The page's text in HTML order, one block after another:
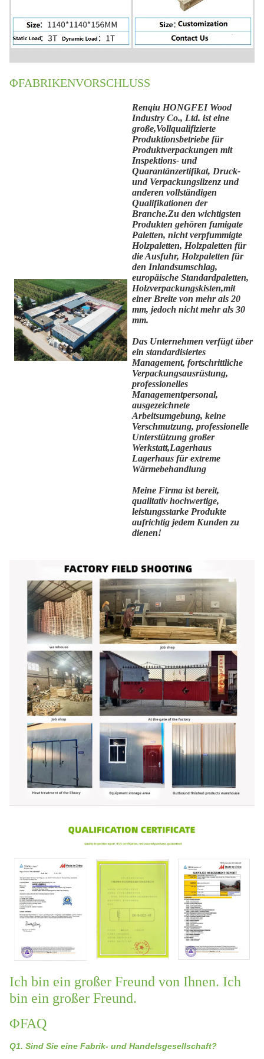
ΦFABRIKENVORSCHLUSS
Renqiu HONGFEI Wood
Industry Co., Ltd. ist eine
große,Vollqualifizierte
Produktionsbetriebe für
Produktverpackungen mit
Inspektions- und
Quarantänzertifikat, Druck-
und Verpackungslizenz und
anderen vollständigen
Qualifikationen der
Branche.Zu den wichtigsten
Produkten gehören fumigate
Paletten, nicht verpfummigte
Holzpaletten, Holzpaletten für
die Ausfuhr, Holzpaletten für
den Inlandsumschlag,
europäische Standardpaletten,
Holzverpackungskisten,mit
einer Breite von mehr als 20
mm, jedoch nicht mehr als 30
mm.
Das Unternehmen verfügt über
ein standardisiertes
Management, fortschrittliche
Verpackungsausrüstung,
professionelles
Managementpersonal,
ausgezeichnete
Arbeitsumgebung, keine
Verschmutzung, professionelle
Unterstützung großer
Werkstatt,Lagerhaus
Lagerhaus für extreme
Wärmebehandlung
Meine Firma ist bereit,
qualitativ hochwertige,
leistungsstarke Produkte
aufrichtig jedem Kunden zu
dienen!
Ich bin ein großer Freund von Ihnen. Ich
bin ein großer Freund.
ΦFAQ
Q1. Sind Sie eine Fabrik- und Handelsgesellschaft?